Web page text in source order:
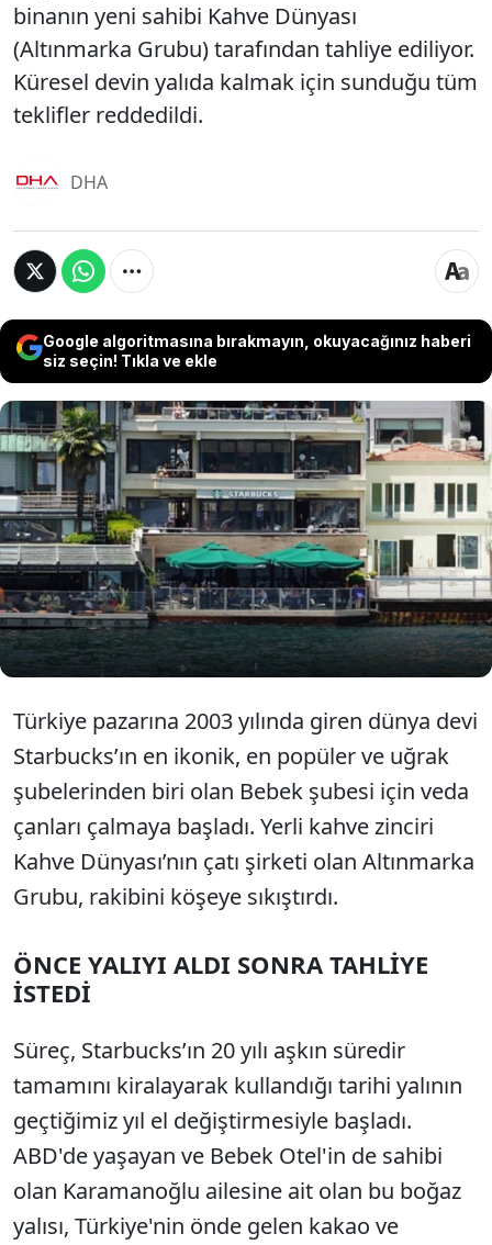
binanın yeni sahibi Kahve Dünyası
(Altınmarka Grubu) tarafından tahliye ediliyor.
Küresel devin yalıda kalmak için sunduğu tüm
teklifler reddedildi.
DHA
Google algoritmasına bırakmayın, okuyacağınız haberi
siz seçin! Tıkla ve ekle
İstanbul Boğazı’nın en simgesel noktalarından
biri olan Bebek'teki tarihi yalıda 20 yılı aşkın
süredir hizmet veren Starbucks, binanın yeni
sahibi Kahve Dünyası (Altınmarka Grubu)
tarafından tahliye ediliyor. Küresel devin yalıda
kalmak için sunduğu tüm teklifler reddedildi.
Türkiye pazarına 2003 yılında giren dünya devi
Starbucks’ın en ikonik, en popüler ve uğrak
şubelerinden biri olan Bebek şubesi için veda
çanları çalmaya başladı. Yerli kahve zinciri
Kahve Dünyası’nın çatı şirketi olan Altınmarka
Grubu, rakibini köşeye sıkıştırdı.
ÖNCE YALIYI ALDI SONRA TAHLİYE
İSTEDİ
Süreç, Starbucks’ın 20 yılı aşkın süredir
tamamını kiralayarak kullandığı tarihi yalının
geçtiğimiz yıl el değiştirmesiyle başladı.
ABD'de yaşayan ve Bebek Otel'in de sahibi
olan Karamanoğlu ailesine ait olan bu boğaz
yalısı, Türkiye'nin önde gelen kakao ve